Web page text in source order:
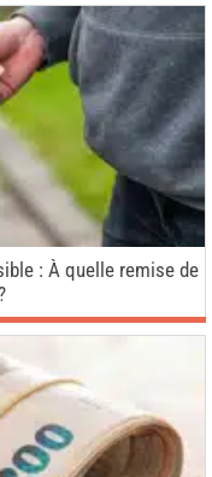
: À quelle remise de